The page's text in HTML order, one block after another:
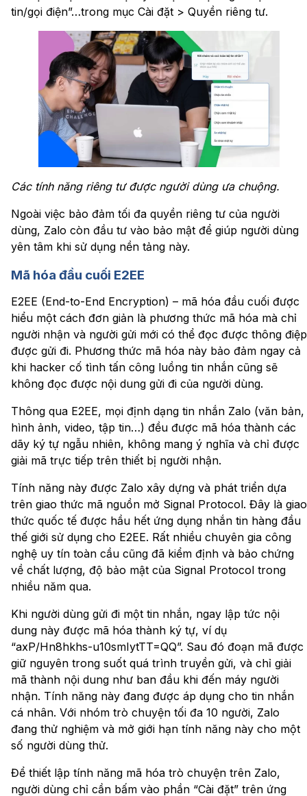
tin/gọi điện”…trong mục Cài đặt > Quyền riêng tư.
Các tính năng riêng tư được người dùng ưa chuộng.
Ngoài việc bảo đảm tối đa quyền riêng tư của người
dùng, Zalo còn đầu tư vào bảo mật để giúp người dùng
yên tâm khi sử dụng nền tảng này.
Mã hóa đầu cuối E2EE
E2EE (End-to-End Encryption) – mã hóa đầu cuối được
hiểu một cách đơn giản là phương thức mã hóa mà chỉ
người nhận và người gửi mới có thể đọc được thông điệp
được gửi đi. Phương thức mã hóa này bảo đảm ngay cả
khi hacker cố tình tấn công luồng tin nhắn cũng sẽ
không đọc được nội dung gửi đi của người dùng.
Thông qua E2EE, mọi định dạng tin nhắn Zalo (văn bản,
hình ảnh, video, tập tin…) đều được mã hóa thành các
dãy ký tự ngẫu nhiên, không mang ý nghĩa và chỉ được
giải mã trực tiếp trên thiết bị người nhận.
Tính năng này được Zalo xây dựng và phát triển dựa
trên giao thức mã nguồn mở Signal Protocol. Đây là giao
thức quốc tế được hầu hết ứng dụng nhắn tin hàng đầu
thế giới sử dụng cho E2EE. Rất nhiều chuyên gia công
nghệ uy tín toàn cầu cũng đã kiểm định và bảo chứng
về chất lượng, độ bảo mật của Signal Protocol trong
nhiều năm qua.
Khi người dùng gửi đi một tin nhắn, ngay lập tức nội
dung này được mã hóa thành ký tự, ví dụ
“axP/Hn8hkhs-u10smIytTT=QQ”. Sau đó đoạn mã được
giữ nguyên trong suốt quá trình truyền gửi, và chỉ giải
mã thành nội dung như ban đầu khi đến máy người
nhận. Tính năng này đang được áp dụng cho tin nhắn
cá nhân. Với nhóm trò chuyện tối đa 10 người, Zalo
đang thử nghiệm và mở giới hạn tính năng này cho một
số người dùng thử.
Để thiết lập tính năng mã hóa trò chuyện trên Zalo,
người dùng chỉ cần bấm vào phần “Cài đặt” trên ứng